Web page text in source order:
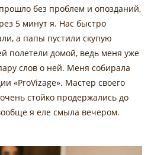
без проблем и опозданий,
5 минут я. Нас быстро
а папы пустили скупую
полетели домой, ведь меня уже
слов о ней. Меня собирала
«ProVizage». Мастер своего
стойко продержались до
я еле смыла вечером.